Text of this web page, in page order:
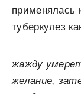
применялась
туберкулез
жажду
желание,